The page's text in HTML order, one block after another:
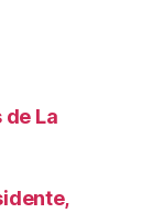
La